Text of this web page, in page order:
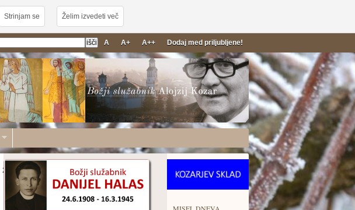
Strinjam se Želim izvedeti več
A A+ A++ Dodaj med priljubljene!
2022 2023 2025 2026